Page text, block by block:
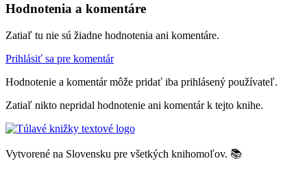
Hodnotenia a komentáre
Zatiaľ tu nie sú žiadne hodnotenia ani komentáre.
Prihlásiť sa pre komentár
Hodnotenie a komentár môže pridať iba prihlásený používateľ.
Zatiaľ nikto nepridal hodnotenie ani komentár k tejto knihe.
Vytvorené na Slovensku pre všetkých knihomoľov. 📚